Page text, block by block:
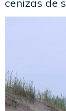
cenizas de